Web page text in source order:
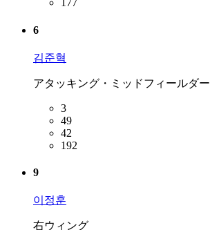
177
6
김준혁
アタッキング・ミッドフィールダー
3
49
42
192
9
이정훈
右ウィング